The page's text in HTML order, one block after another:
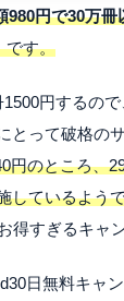
980円で30万
です。
円するの
とって破格の
円のところ、
しているよう
得すぎるキャ
日無料キャン